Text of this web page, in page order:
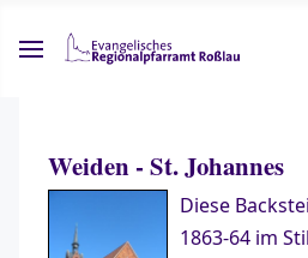
Weiden - St. Johannes
Diese
1863-64 im